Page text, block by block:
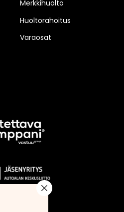
Merkkihuolto
Huoltorahoitus
Varaosat